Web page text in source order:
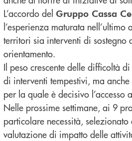
L’accordo del Gruppo Cassa
l’esperienza maturata
territori sia interventi di sostegno
orientamento.
Il peso crescente delle difficoltà
di interventi tempestivi, ma
per la quale è decisivo
Nelle prossime settimane, ai 9
particolare necessità,
valutazione di impatto delle